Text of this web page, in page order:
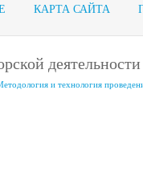
КАРТА САЙТА
деятельности
и технология